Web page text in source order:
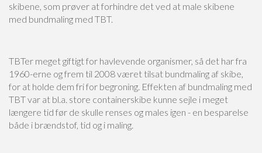
skibene, som prøver at forhindre det ved at male skibene
med bundmaling med TBT.
TBTer meget giftigt for havlevende organismer, så det har fra
1960-erne og frem til 2008 været tilsat bundmaling af skibe,
for at holde dem fri for begroning. Effekten af bundmaling med
TBT var at bl.a. store containerskibe kunne sejle i meget
længere tid før de skulle renses og males igen - en besparelse
både i brændstof, tid og i maling.